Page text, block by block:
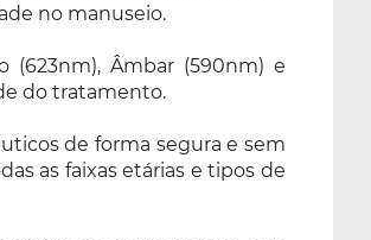
no manuseio.
(623nm), Âmbar (590nm) e
do tratamento.
de forma segura e sem
as faixas etárias e tipos de